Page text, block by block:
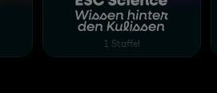
ESC Science: Wissen
1 Staffel